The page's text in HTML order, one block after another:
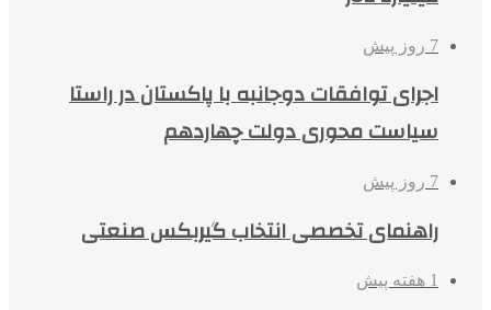
7 روز پیش
اجرای توافقات دوجانبه با پاکستان در راستا
سیاست محوری دولت چهاردهم
7 روز پیش
راهنمای تخصصی انتخاب گیربکس صنعتی
1 هفته پیش